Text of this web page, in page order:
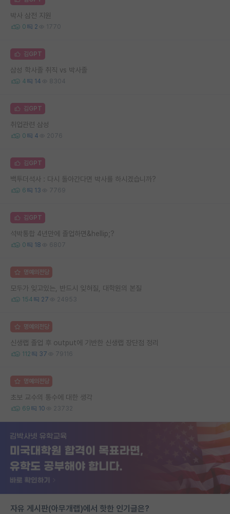
박사 삼전 지원
0 2 1770
김GPT
삼성 학사졸 취직 vs 박사졸
4 14 8304
김GPT
취업관련 삼성
0 4 2076
김GPT
백투더석사 : 다시 돌아간다면 박사를 하시겠습니까?
6 13 7769
김GPT
석박통합 4년만에 졸업하면&hellip;?
0 18 6807
명예의전당
모두가 잊고있는, 반드시 잊혀질, 대학원의 본질
154 27 24953
명예의전당
신생랩 졸업 후 output에 기반한 신생랩 장단점 정리
112 37 79116
명예의전당
초보 교수의 통수에 대한 생각
69 10 23732
자유 게시판(아무개랩)에서 핫한 인기글은?